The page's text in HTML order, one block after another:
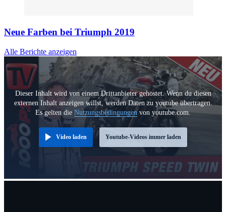
Neue Farben bei Triumph 2019
Alle Berichte anzeigen
Dieser Inhalt wird von einem Drittanbieter gehostet. Wenn du diesen
externen Inhalt anzeigen willst, werden Daten zu youtube übertragen.
Es gelten die Nutzungsbedingungenvon youtube.com.
Video laden Youtube-Videos immer laden